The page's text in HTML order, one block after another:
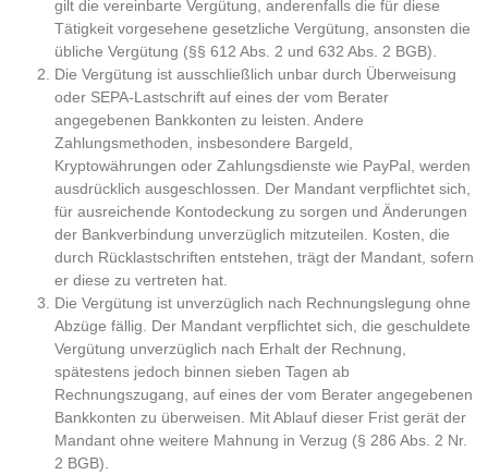
gilt die vereinbarte Vergütung, anderenfalls die für diese
Tätigkeit vorgesehene gesetzliche Vergütung, ansonsten die
übliche Vergütung (§§ 612 Abs. 2 und 632 Abs. 2 BGB).
Die Vergütung ist ausschließlich unbar durch Überweisung
oder SEPA-Lastschrift auf eines der vom Berater
angegebenen Bankkonten zu leisten. Andere
Zahlungsmethoden, insbesondere Bargeld,
Kryptowährungen oder Zahlungsdienste wie PayPal, werden
ausdrücklich ausgeschlossen. Der Mandant verpflichtet sich,
für ausreichende Kontodeckung zu sorgen und Änderungen
der Bankverbindung unverzüglich mitzuteilen. Kosten, die
durch Rücklastschriften entstehen, trägt der Mandant, sofern
er diese zu vertreten hat.
Die Vergütung ist unverzüglich nach Rechnungslegung ohne
Abzüge fällig. Der Mandant verpflichtet sich, die geschuldete
Vergütung unverzüglich nach Erhalt der Rechnung,
spätestens jedoch binnen sieben Tagen ab
Rechnungszugang, auf eines der vom Berater angegebenen
Bankkonten zu überweisen. Mit Ablauf dieser Frist gerät der
Mandant ohne weitere Mahnung in Verzug (§ 286 Abs. 2 Nr.
2 BGB).